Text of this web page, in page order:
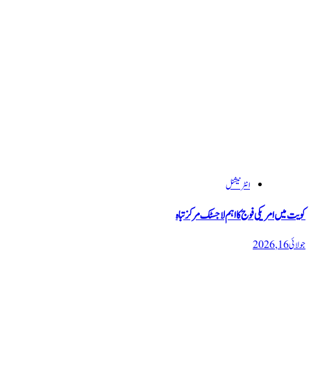
انٹرنیشنل
کویت میں امریکی فوج کا اہم لاجسٹک مرکز تباہ
جولائی 16, 2026